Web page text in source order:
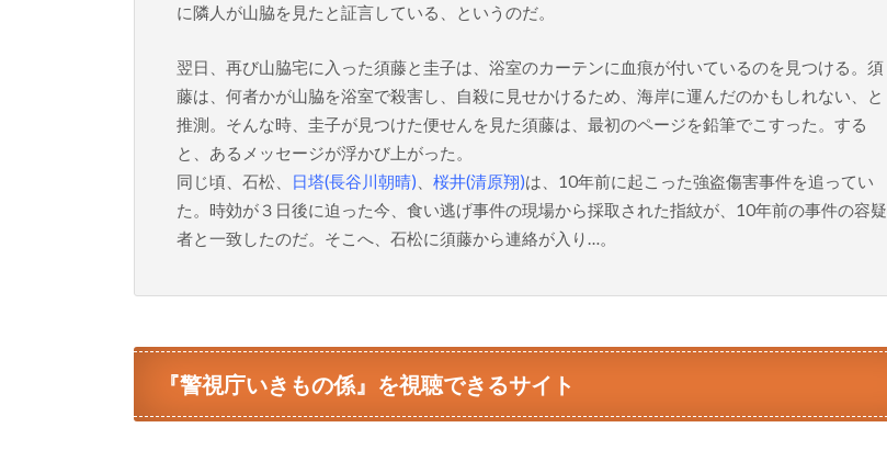
に隣人が山脇を見たと証言している、というのだ。
翌日、再び山脇宅に入った須藤と圭子は、浴室のカーテンに血痕が付いているのを見つける。須
藤は、何者かが山脇を浴室で殺害し、自殺に見せかけるため、海岸に運んだのかもしれない、と
推測。そんな時、圭子が見つけた便せんを見た須藤は、最初のページを鉛筆でこすった。する
と、あるメッセージが浮かび上がった。
同じ頃、石松、
日塔(長谷川朝晴) 桜井(清原翔)は、10年前に起こった強盗傷害事件を追ってい
た。時効が３日後に迫った今、食い逃げ事件の現場から採取された指紋が、10年前の事件の容疑
者と一致したのだ。そこへ、石松に須藤から連絡が入り…。
『警視庁いきもの係』を視聴できるサイト